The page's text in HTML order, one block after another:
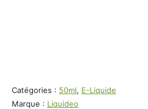
Catégories : 50ml, E-Liquide
Marque : Liquideo